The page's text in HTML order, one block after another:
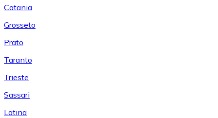
Catania
Grosseto
Prato
Taranto
Trieste
Sassari
Latina